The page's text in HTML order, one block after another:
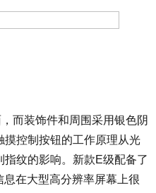
而装饰件和周围采用银色阴
控制按钮的工作原理从光
纹的影响。新款E级配备了
在大型高分辨率屏幕上很